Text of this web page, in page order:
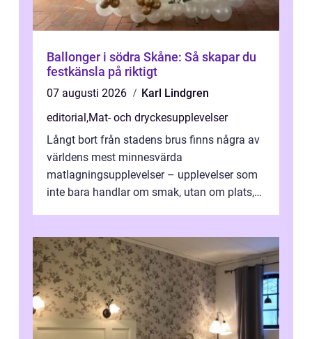
Ballonger i södra Skåne: Så skapar du
festkänsla på riktigt
07 augusti 2026
Karl Lindgren
editorial ,Mat- och dryckesupplevelser
Långt bort från stadens brus finns några av
världens mest minnesvärda
matlagningsupplevelser – upplevelser som
inte bara handlar om smak, utan om plats,